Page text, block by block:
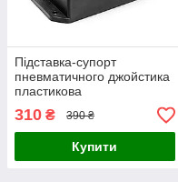
Підставка-супорт
пневматичного джойстика
пластикова
310 ₴ 390 ₴
Купити